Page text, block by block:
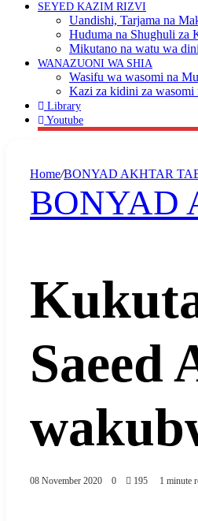
SEYED KAZIM RIZVI
Uandishi, Tarjama na
Huduma na Shughuli za
Mikutano na watu wa dini
WANAZUONI WA SHIA
Wasifu wa wasomi na
Kazi za kidini za wasomi
Library
Youtube
Home/BONYAD AKHTAR
BONYAD
Saeed
08 November 2020 0 195 1 minute